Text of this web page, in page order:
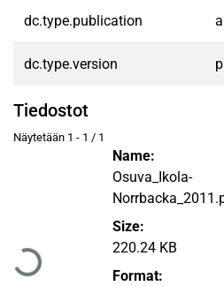
dc.type.publication
dc.type.version
Tiedostot
Näytetään 1 - 1 / 1
Ladataan...
Name:
Osuva_Ikola-
Size:
220.24 KB
Format: